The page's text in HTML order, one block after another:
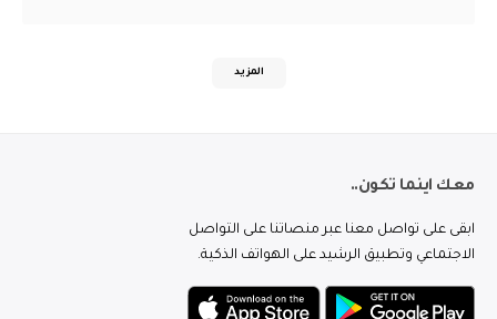
المزيد
معك اينما تكون..
ابقى على تواصل معنا عبر منصاتنا على التواصل
الاجتماعي وتطبيق الرشيد على الهواتف الذكية.